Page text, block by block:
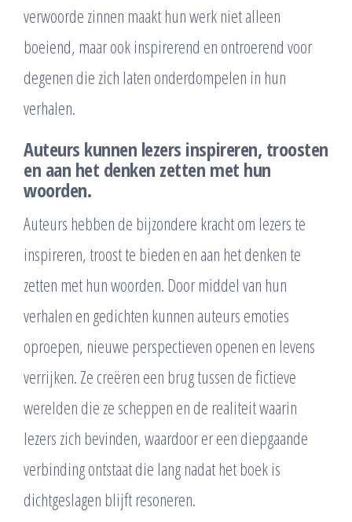
verwoorde zinnen maakt hun werk niet alleen
boeiend, maar ook inspirerend en ontroerend voor
degenen die zich laten onderdompelen in hun
verhalen.
Auteurs kunnen lezers inspireren, troosten
en aan het denken zetten met hun
woorden.
Auteurs hebben de bijzondere kracht om lezers te
inspireren, troost te bieden en aan het denken te
zetten met hun woorden. Door middel van hun
verhalen en gedichten kunnen auteurs emoties
oproepen, nieuwe perspectieven openen en levens
verrijken. Ze creëren een brug tussen de fictieve
werelden die ze scheppen en de realiteit waarin
lezers zich bevinden, waardoor er een diepgaande
verbinding ontstaat die lang nadat het boek is
dichtgeslagen blijft resoneren.